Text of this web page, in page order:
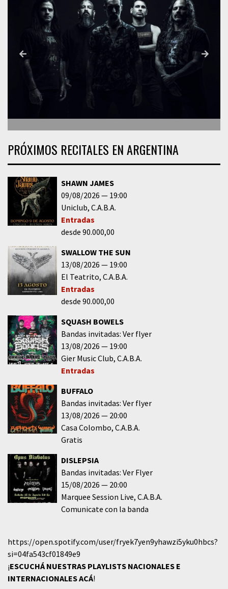
PRÓXIMOS RECITALES EN ARGENTINA
SHAWN JAMES
09/08/2026
19:00
Uniclub C.A.B.A.
Entradas
desde 90.000,00
SWALLOW THE SUN
13/08/2026
19:00
El Teatrito C.A.B.A.
Entradas
desde 90.000,00
SQUASH BOWELS
Bandas invitadas: Ver flyer
13/08/2026
19:00
Gier Music Club C.A.B.A.
Entradas
BUFFALO
Bandas invitadas: Ver flyer
13/08/2026
20:00
Casa Colombo C.A.B.A.
Gratis
DISLEPSIA
Bandas invitadas: Ver Flyer
15/08/2026
20:00
Marquee Session Live C.A.B.A.
Comunicate con la banda
https://open.spotify.com/user/fryek7yen9yhawzi5yku0hbcs?
si=04fa543cf01849e9
¡ESCUCHÁ NUESTRAS PLAYLISTS NACIONALES E
INTERNACIONALESACÁ!